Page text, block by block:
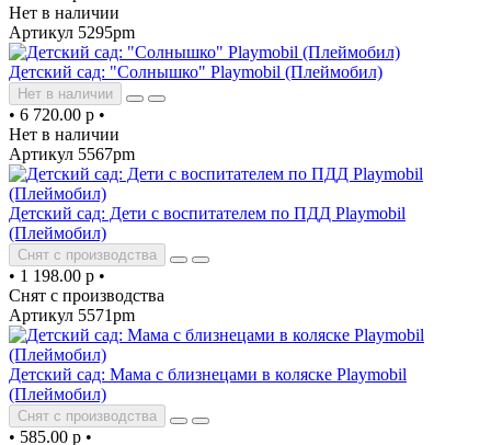
Нет в наличии
Артикул 5295pm
Детский сад: "Солнышко" Playmobil (Плеймобил)
Нет в наличии
• 6 720.00 р •
Нет в наличии
Артикул 5567pm
Детский сад: Дети с воспитателем по ПДД Playmobil
(Плеймобил)
Снят с производства
• 1 198.00 р •
Снят с производства
Артикул 5571pm
Детский сад: Мама с близнецами в коляске Playmobil
(Плеймобил)
Снят с производства
• 585.00 р •